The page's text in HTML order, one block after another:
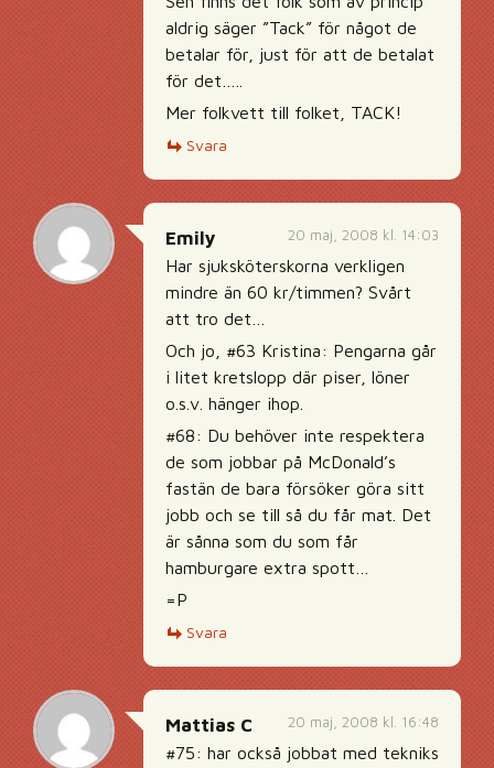
aldrig säger ”Tack” för något de
betalar för, just för att de betalat
för det…..
Mer folkvett till folket, TACK!
Svara
20 maj, 2008 kl. 14:03
Emily
Har sjuksköterskorna verkligen
mindre än 60 kr/timmen? Svårt
att tro det…
Och jo, #63 Kristina: Pengarna går
i litet kretslopp där piser, löner
o.s.v. hänger ihop.
#68: Du behöver inte respektera
de som jobbar på McDonald’s
fastän de bara försöker göra sitt
jobb och se till så du får mat. Det
är sånna som du som får
hamburgare extra spott…
=P
Svara
20 maj, 2008 kl. 16:48
Mattias C
#75: har också jobbat med tekniks